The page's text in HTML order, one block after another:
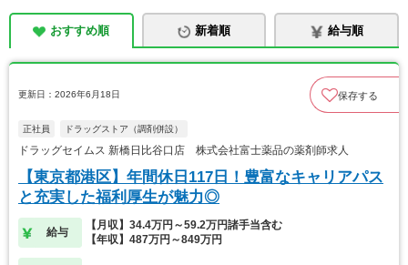
おすすめ順 新着順 給与順
更新日：2026年6月18日 保存する
正社員 ドラッグストア（調剤併設）
ドラッグセイムス 新橋日比谷口店 株式会社富士薬品の薬剤師求人
【東京都港区】年間休日117日！豊富なキャリアパス
と充実した福利厚生が魅力◎
給与
【月収】34.4万円～59.2万円諸手当含む
【年収】487万円～849万円